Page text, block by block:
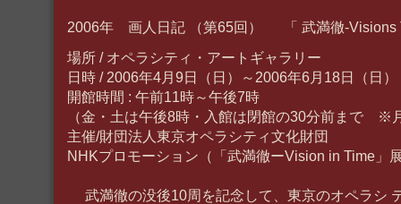
2006年 画人日記 （第65回） 「 武満徹-Visions
場所 / オペラシティ・アートギャラリー
日時 / 2006年4月9日（日）～2006年6月18日（日）
開館時間 : 午前11時～午後7時
（金・土は午後8時・入館は閉館の30分前まで ※
主催/財団法人東京オペラシティ文化財団
NHKプロモーション（「武満徹ーVision in Time」
武満徹の没後10周を記念して、東京のオペラシ